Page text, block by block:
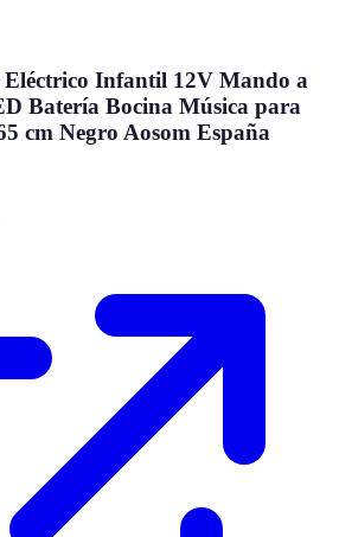
Infantil 12V Mando a
Batería Bocina Música para
cm Negro Aosom España